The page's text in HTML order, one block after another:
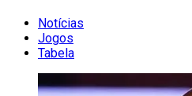
Notícias
Jogos
Tabela